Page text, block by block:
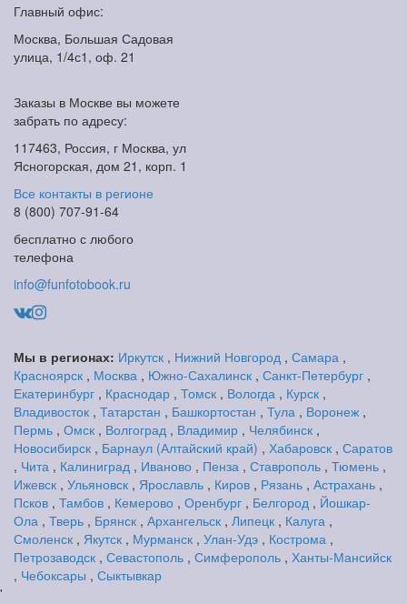
Главный офис:
Москва, Большая Садовая
улица, 1/4с1, оф. 21
Заказы в Москве вы можете
забрать по адресу:
117463, Россия, г Москва, ул
Ясногорская, дом 21, корп. 1
Все контакты в регионе
8 (800) 707-91-64
бесплатно с любого
телефона
info@funfotobook.ru
Мы в регионах: Иркутск , Нижний Новгород , Самара ,
Красноярск , Москва , Южно-Сахалинск , Санкт-Петербург ,
Екатеринбург , Краснодар , Томск , Вологда , Курск ,
Владивосток , Татарстан , Башкортостан , Тула , Воронеж ,
Пермь , Омск , Волгоград , Владимир , Челябинск ,
Новосибирск , Барнаул (Алтайский край) , Хабаровск , Саратов
, Чита , Калиниград , Иваново , Пенза , Ставрополь , Тюмень ,
Ижевск , Ульяновск , Ярославль , Киров , Рязань , Астрахань ,
Псков , Тамбов , Кемерово , Оренбург , Белгород , Йошкар-
Ола , Тверь , Брянск , Архангельск , Липецк , Калуга ,
Смоленск , Якутск , Мурманск , Улан-Удэ , Кострома ,
Петрозаводск , Севастополь , Симферополь , Ханты-Мансийск
, Чебоксары , Сыктывкар
'